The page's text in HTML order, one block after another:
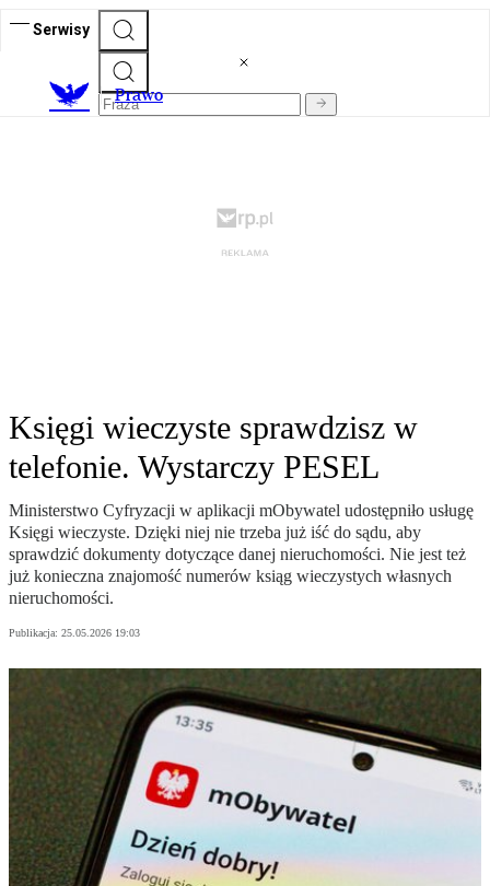
Serwisy
Prawo
Księgi wieczyste sprawdzisz w
telefonie. Wystarczy PESEL
Ministerstwo Cyfryzacji w aplikacji mObywatel udostępniło usługę
Księgi wieczyste. Dzięki niej nie trzeba już iść do sądu, aby
sprawdzić dokumenty dotyczące danej nieruchomości. Nie jest też
już konieczna znajomość numerów ksiąg wieczystych własnych
nieruchomości.
Publikacja: 25.05.2026 19:03